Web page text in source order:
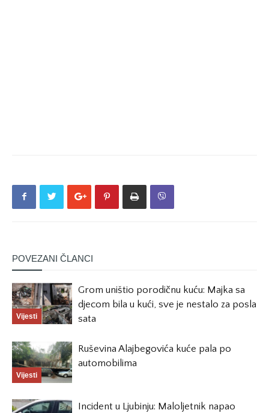
POVEZANI ČLANCI
Vijesti
Grom uništio porodičnu kuću: Majka sa
djecom bila u kući, sve je nestalo za posla
sata
Vijesti
Ruševina Alajbegovića kuće pala po
automobilima
Incident u Ljubinju: Maloljetnik napao